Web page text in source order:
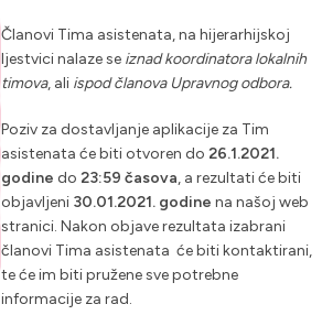
Članovi Tima asistenata, na hijerarhijskoj
ljestvici nalaze se iznad koordinatora lokalnih
timova, ali ispod članova Upravnog odbora.
Poziv za dostavljanje aplikacije za Tim
asistenata će biti otvoren do26.1.2021.
godinedo 23:59 časova, a rezultati će biti
objavljeni 30.01.2021. godine na našoj web
stranici. Nakon objave rezultata izabrani
članovi Tima asistenata će biti kontaktirani,
te će im biti pružene sve potrebne
informacije za rad.